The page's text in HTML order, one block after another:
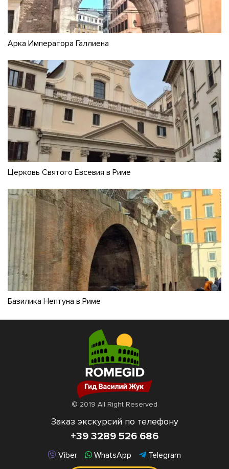
Арка Императора Галлиена
Церковь Святого Евсевия в Риме
Базилика Нептуна в Риме
© 2019 All Right Reserved
Заказ экскурсий по телефону
+39 3289 526 686
Viber WhatsApp Telegram